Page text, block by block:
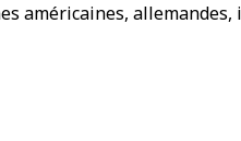
américaines,